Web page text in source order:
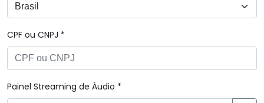
CPF ou CNPJ *
Painel Streaming de Áudio *